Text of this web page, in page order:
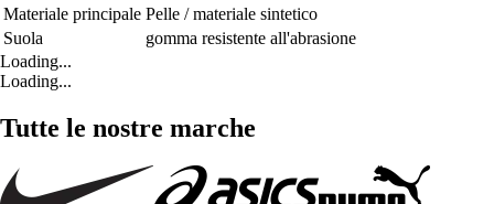
Materiale principale Pelle / materiale sintetico
Suola
gomma resistente all'abrasione
Loading...
Loading...
Tutte le nostre marche